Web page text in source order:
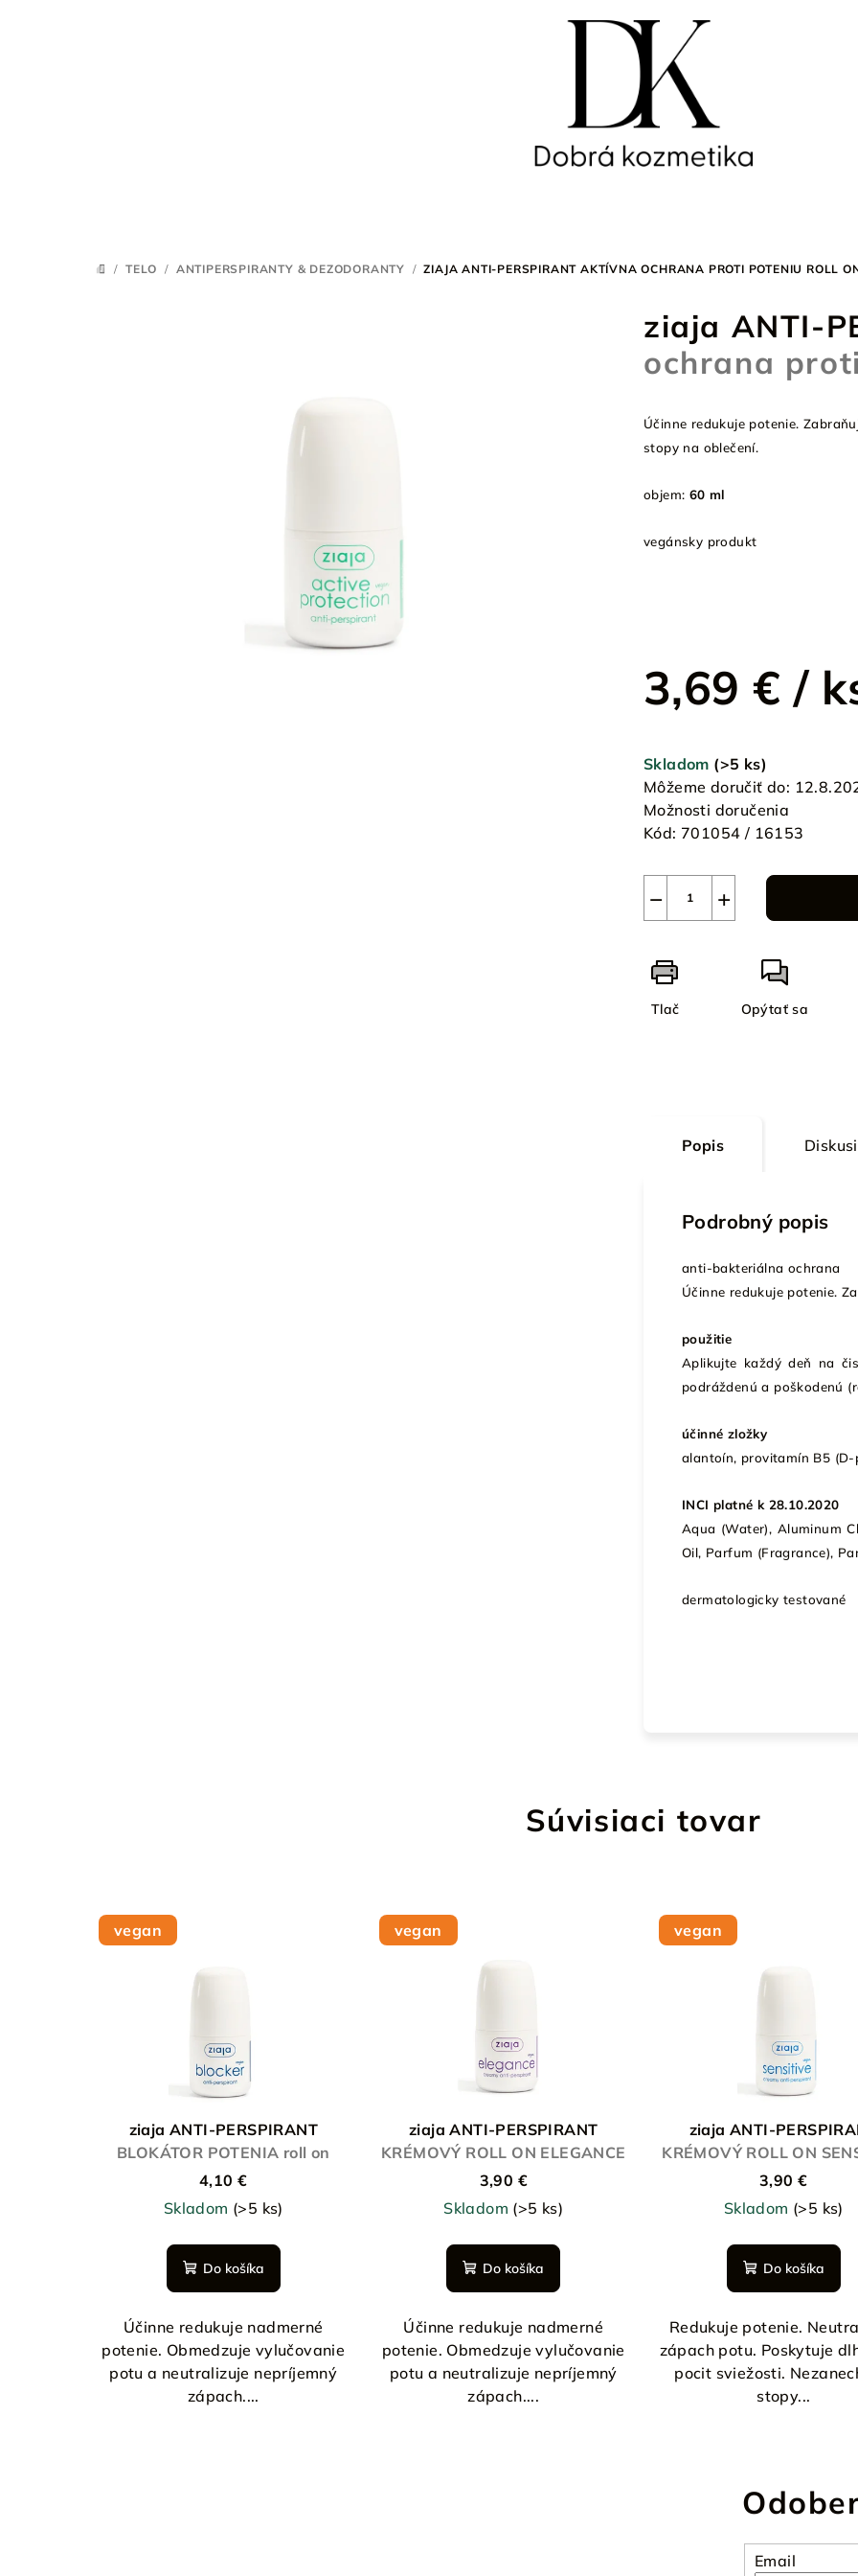
DOMOV
/ TELO / ANTIPERSPIRANTY & DEZODORANTY / ZIAJA ANTI-PERSPIRANT AKTÍVNA OCHRANA PROTI POTENIU ROLL
ziaja ANTI-
ochrana
Účinne redukuje potenie.
stopy na oblečení.
objem: 60 ml
vegánsky produkt
3,69 € /
cena:
Skladom (>5 ks)
Môžeme doručiť do:
Možnosti doručenia
Kód: 701054 / 16153
+
−
Tlač Opýtať sa
Popis
Podrobný popis
anti-bakteriálna ochrana
Účinne redukuje potenie.
použitie
Aplikujte každý deň na
podráždenú a poškodenú
účinné zložky
alantoín, provitamín B5
INCI platné k 28.10.2020
Aqua (Water), Aluminum
Oil, Parfum (Fragrance),
dermatologicky testované
Súvisiaci tovar
vegan
ziaja ANTI-PERSPIRANT
BLOKÁTOR POTENIA roll on
4,10 €
Skladom (>5 ks)
Do košíka
Účinne redukuje nadmerné
potenie. Obmedzuje vylučovanie
potu a neutralizuje nepríjemný
zápach....
vegan
ziaja ANTI-PERSPIRANT
KRÉMOVÝ ROLL ON ELEGANCE
3,90 €
Skladom (>5 ks)
Do košíka
Účinne redukuje nadmerné
potenie. Obmedzuje vylučovanie
potu a neutralizuje nepríjemný
zápach....
vegan
ziaja ANTI-
KRÉMOVÝ ROLL ON
3,90 €
Skladom (>5 ks)
Do košíka
Redukuje potenie.
zápach potu. Poskytuje
pocit sviežosti.
stopy...
Email